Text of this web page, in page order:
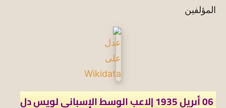
المؤلفين
06 أبريل 1935 |لاعب الوسط الإسباني لويس دل